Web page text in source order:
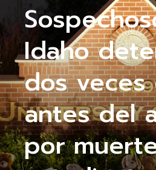
Idaho
dos veces
antes del
por